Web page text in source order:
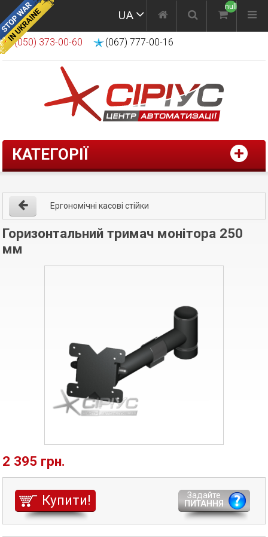
UA
null
(050) 373-00-60 (067) 777-00-16
КАТЕГОРІЇ
Ергономічні касові стійки
Горизонтальний тримач монітора 250
мм
2 395 грн.
Купити!
Задайте
ПИТАННЯ